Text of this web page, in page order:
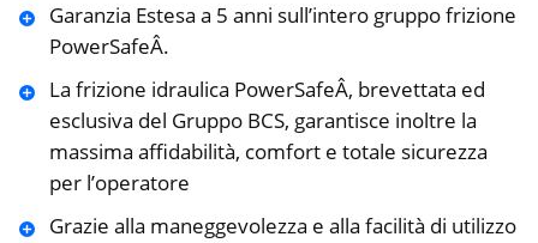
Garanzia Estesa a 5 anni sull’intero gruppo frizione
PowerSafeÂ.
La frizione idraulica PowerSafeÂ, brevettata ed
esclusiva del Gruppo BCS, garantisce inoltre la
massima affidabilità, comfort e totale sicurezza
per l’operatore
Grazie alla maneggevolezza e alla facilità di utilizzo